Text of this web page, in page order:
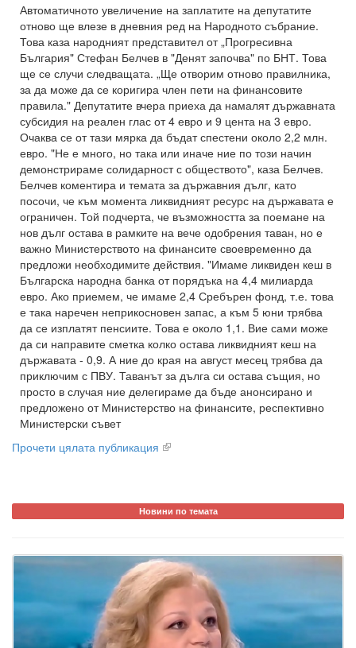
Автоматичното увеличение на заплатите на депутатите
отново ще влезе в дневния ред на Народното събрание.
Това каза народният представител от „Прогресивна
България" Стефан Белчев в "Денят започва" по БНТ. Това
ще се случи следващата. „Ще отворим отново правилника,
за да може да се коригира член пети на финансовите
правила." Депутатите вчера приеха да намалят държавната
субсидия на реален глас от 4 евро и 9 цента на 3 евро.
Очаква се от тази мярка да бъдат спестени около 2,2 млн.
евро. "Не е много, но така или иначе ние по този начин
демонстрираме солидарност с обществото", каза Белчев.
Белчев коментира и темата за държавния дълг, като
посочи, че към момента ликвидният ресурс на държавата е
ограничен. Той подчерта, че възможността за поемане на
нов дълг остава в рамките на вече одобрения таван, но е
важно Министерството на финансите своевременно да
предложи необходимите действия. "Имаме ликвиден кеш в
Българска народна банка от порядъка на 4,4 милиарда
евро. Ако приемем, че имаме 2,4 Сребърен фонд, т.е. това
е така наречен неприкосновен запас, а към 5 юни трябва
да се изплатят пенсиите. Това е около 1,1. Вие сами може
да си направите сметка колко остава ликвидният кеш на
държавата - 0,9. А ние до края на август месец трябва да
приключим с ПВУ. Таванът за дълга си остава същия, но
просто в случая ние делегираме да бъде анонсирано и
предложено от Министерство на финансите, респективно
Министерски съвет
Прочети цялата публикация
Новини по темата